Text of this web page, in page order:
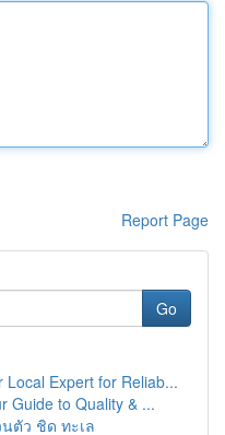
Report Page
Go
Local Expert for Reliab...
Guide to Quality & ...
ตัว ชิด ทะเล